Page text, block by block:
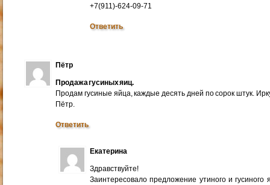
+7(911)-624-09-71
Ответить
Пётр
Продажа гусиных яиц.
Продам гусиные яйца, каждые десять дней по сорок штук.
Пётр.
Ответить
Екатерина
Здравствуйте!
Заинтересовало предложение утиного и